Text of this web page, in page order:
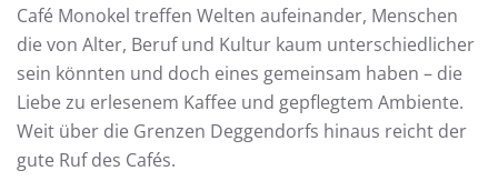
Café Monokel treffen Welten aufeinander, Menschen
die von Alter, Beruf und Kultur kaum unterschiedlicher
sein könnten und doch eines gemeinsam haben – die
Liebe zu erlesenem Kaffee und gepflegtem Ambiente.
Weit über die Grenzen Deggendorfs hinaus reicht der
gute Ruf des Cafés.